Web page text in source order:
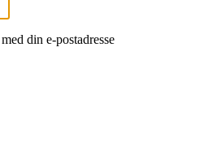
din e-postadresse